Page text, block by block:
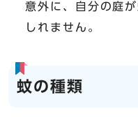
意外に、自分の庭
しれません。
蚊の種類